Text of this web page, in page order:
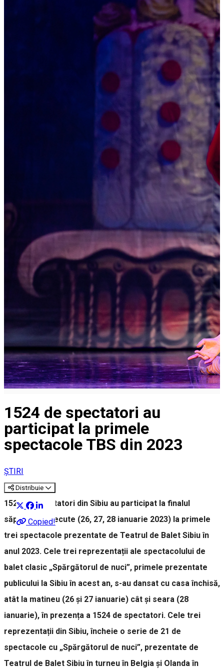
1524 de spectatori au
participat la primele
spectacole TBS din 2023
ȘTIRI
Distribuie
Copied!
1524 de spectatori din Sibiu au participat la finalul
săptămânii trecute (26, 27, 28 ianuarie 2023) la primele
trei spectacole prezentate de Teatrul de Balet Sibiu în
anul 2023. Cele trei reprezentații ale spectacolului de
balet clasic „Spărgătorul de nuci”, primele prezentate
publicului la Sibiu în acest an, s-au dansat cu casa închisă,
atât la matineu (26 și 27 ianuarie) cât și seara (28
ianuarie), în prezența a 1524 de spectatori. Cele trei
reprezentații din Sibiu, încheie o serie de 21 de
spectacole cu „Spărgătorul de nuci”, prezentate de
Teatrul de Balet Sibiu în turneu în Belgia și Olanda în